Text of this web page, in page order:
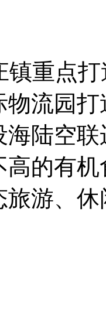
点打
流园
陆空
高的有
旅游、